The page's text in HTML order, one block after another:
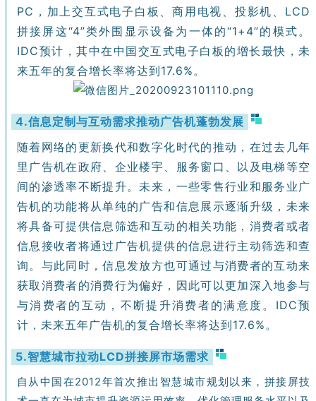
PC，加上交互式电子白板、商用电视、投影机、LCD
拼接屏这“4”类外围显示设备为一体的“1+4”的模式。
IDC预计，其中在中国交互式电子白板的增长最快，未
来五年的复合增长率将达到17.6%。
4.信息定制与互动需求推动广告机蓬勃发展
随着网络的更新换代和数字化时代的推动，在过去几年
里广告机在政府、企业楼宇、服务窗口、以及电梯等空
间的渗透率不断提升。未来，一些零售行业和服务业广
告机的功能将从单纯的广告和信息展示逐渐升级，未来
将具备可提供信息筛选和互动的相关功能，消费者或者
信息接收者将通过广告机提供的信息进行主动筛选和查
询。与此同时，信息发放方也可通过与消费者的互动来
获取消费者的消费行为偏好，因此可以更加深入地参与
与消费者的互动，不断提升消费者的满意度。IDC预
计，未来五年广告机的复合增长率将达到17.6%。
5.智慧城市拉动LCD拼接屏市场需求
自从中国在2012年首次推出智慧城市规划以来，拼接屏技